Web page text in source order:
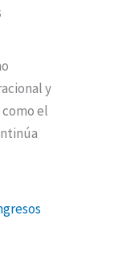
y
el